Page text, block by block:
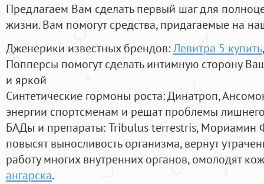
Предлагаем Вам сделать первый шаг для
жизни. Вам помогут средства, придагаемые на
Дженерики известных брендов:Левитра 5 купить
Попперсы помогут сделать интимную сторону
и яркой
Синтетические гормоны роста: Динатроп,
энергии спортсменам и решат проблемы
БАДы и препараты:Tribulus terrestris, Мориамин
повысят выносливость организма, вернут
работу многих внутренних органов, омолодят
ангарска.